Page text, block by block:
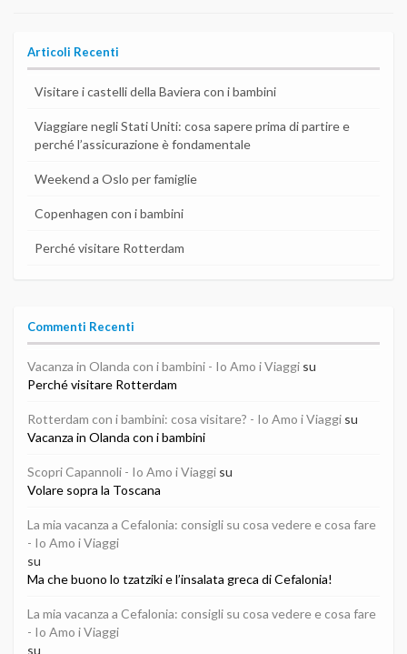
Articoli Recenti
Visitare i castelli della Baviera con i bambini
Viaggiare negli Stati Uniti: cosa sapere prima di partire e
perché l’assicurazione è fondamentale
Weekend a Oslo per famiglie
Copenhagen con i bambini
Perché visitare Rotterdam
Commenti Recenti
Vacanza in Olanda con i bambini - Io Amo i Viaggi su
Perché visitare Rotterdam
Rotterdam con i bambini: cosa visitare? - Io Amo i Viaggi su
Vacanza in Olanda con i bambini
Scopri Capannoli - Io Amo i Viaggi su
Volare sopra la Toscana
La mia vacanza a Cefalonia: consigli su cosa vedere e cosa fare
- Io Amo i Viaggi
su
Ma che buono lo tzatziki e l’insalata greca di Cefalonia!
La mia vacanza a Cefalonia: consigli su cosa vedere e cosa fare
- Io Amo i Viaggi
su